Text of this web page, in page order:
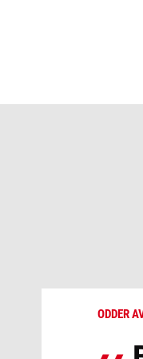
ODDER